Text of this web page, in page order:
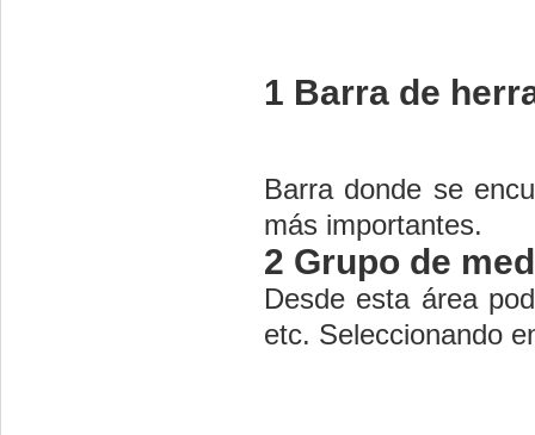
1 Barra de
Barra donde se
más importantes.
2 Grupo de
Desde esta área
etc. Seleccionando